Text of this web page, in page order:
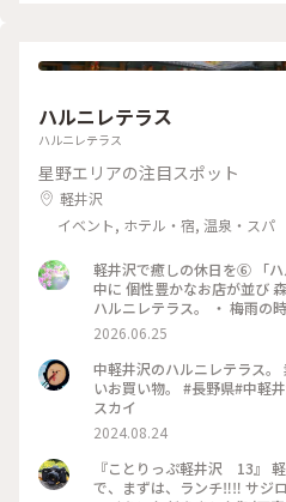
す。 本日のスープを頼み、
😅 こちらも、次回はリベンジを誓
ドは、熱々で、 パンは、少
た味で、 美味しかったです。 名残惜しいですが、 次の目的地
に向かうため、 ９：００過ぎに、
グ旅#春風さんぽ#Myことり
ーニング#たまごサンド#珈
ハルニレテラス
ハルニレテラス
星野エリアの注目スポット
軽井沢
イベント, ホテル・宿, 温泉・スパ
軽井沢で癒しの休日を⑥ 「
中に 個性豊かなお店が並び
ハルニレテラス。 ・ 梅雨の
材で100色に染めた布たち。
改めて晴れて良かったなぁ
でしたが多くの人で賑わっ
ゃうの？） #ひみつの絶景 #
2026.06.25
中軽井沢のハルニレテラス。 素敵なお店がいっぱいで ついつ
いお買い物。 #長野県#中軽井沢#ハルニレテラス#アンブレラ
スカイ
2024.08.24
『ことりっぷ軽井沢 13』 軽井沢、最終日‼️ ハルニレテラス
で、まずは、ランチ‼️‼️ サジ